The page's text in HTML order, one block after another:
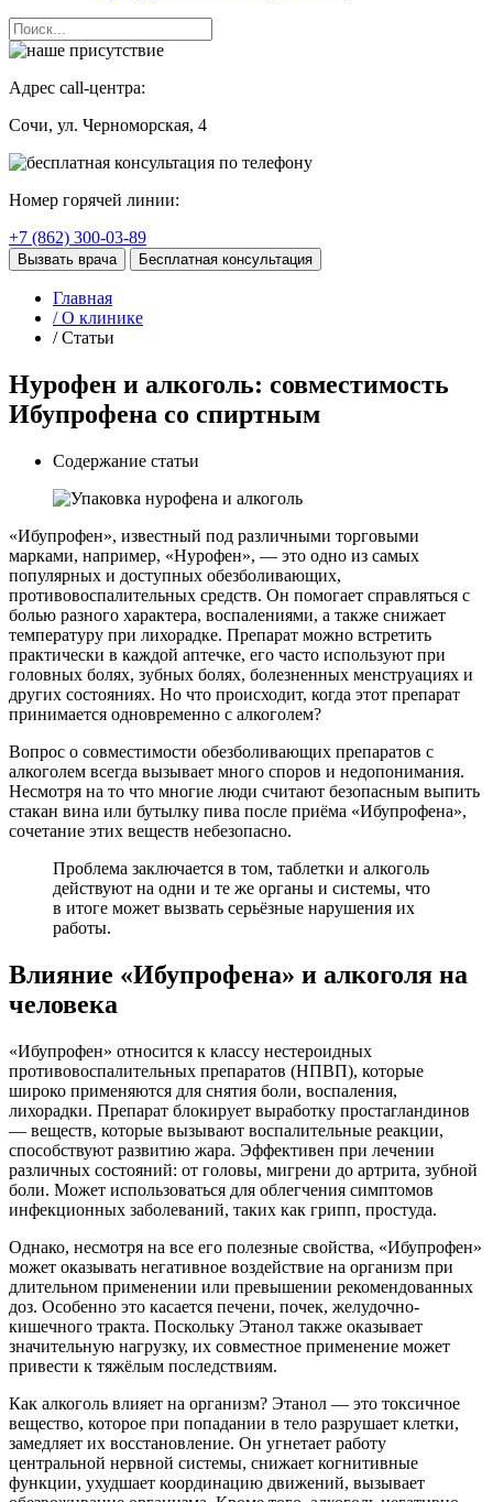
Адрес call-центра:
Сочи, ул. Черноморская, 4
Номер горячей линии:
+7 (862) 300-03-89
Вызвать врача Бесплатная консультация
Главная
/ О клинике
/ Статьи
Нурофен и алкоголь: совместимость
Ибупрофена со спиртным
Содержание статьи
«Ибупрофен», известный под различными торговыми
марками, например, «Нурофен», — это одно из самых
популярных и доступных обезболивающих,
противовоспалительных средств. Он помогает справляться с
болью разного характера, воспалениями, а также снижает
температуру при лихорадке. Препарат можно встретить
практически в каждой аптечке, его часто используют при
головных болях, зубных болях, болезненных менструациях и
других состояниях. Но что происходит, когда этот препарат
принимается одновременно с алкоголем?
Вопрос о совместимости обезболивающих препаратов с
алкоголем всегда вызывает много споров и недопонимания.
Несмотря на то что многие люди считают безопасным выпить
стакан вина или бутылку пива после приёма «Ибупрофена»,
сочетание этих веществ небезопасно.
Проблема заключается в том, таблетки и алкоголь
действуют на одни и те же органы и системы, что
в итоге может вызвать серьёзные нарушения их
работы.
Влияние «Ибупрофена» и алкоголя на
человека
«Ибупрофен» относится к классу нестероидных
противовоспалительных препаратов (НПВП), которые
широко применяются для снятия боли, воспаления,
лихорадки. Препарат блокирует выработку простагландинов
— веществ, которые вызывают воспалительные реакции,
способствуют развитию жара. Эффективен при лечении
различных состояний: от головы, мигрени до артрита, зубной
боли. Может использоваться для облегчения симптомов
инфекционных заболеваний, таких как грипп, простуда.
Однако, несмотря на все его полезные свойства, «Ибупрофен»
может оказывать негативное воздействие на организм при
длительном применении или превышении рекомендованных
доз. Особенно это касается печени, почек, желудочно-
кишечного тракта. Поскольку Этанол также оказывает
значительную нагрузку, их совместное применение может
привести к тяжёлым последствиям.
Как алкоголь влияет на организм? Этанол — это токсичное
вещество, которое при попадании в тело разрушает клетки,
замедляет их восстановление. Он угнетает работу
центральной нервной системы, снижает когнитивные
функции, ухудшает координацию движений, вызывает